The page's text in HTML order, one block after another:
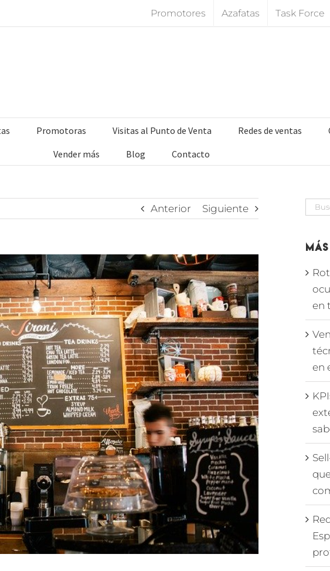
Promotores Azafatas Task Force
Promotoras Visitas al Punto de Venta Redes de ventas
Vender más
Blog Contacto
Anterior Siguiente
en
en